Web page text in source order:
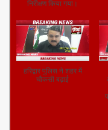
हरिद्वार पुलिस ने शहर में
चौकसी बढ़ाई